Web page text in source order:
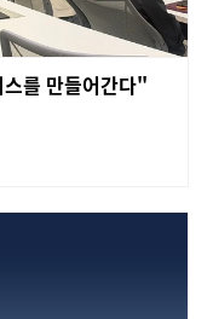
를 만들어간다"